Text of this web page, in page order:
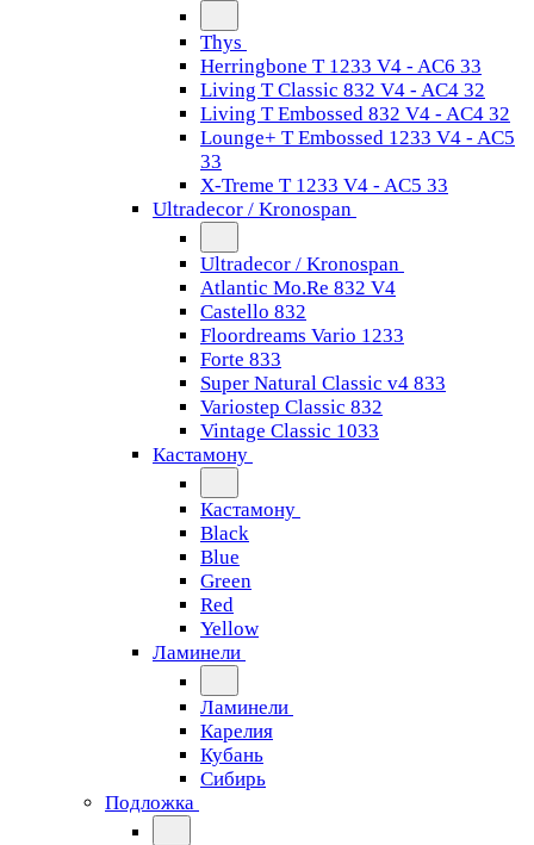
Thys
Herringbone T 1233 V4 - AC6 33
Living T Classic 832 V4 - AC4 32
Living T Embossed 832 V4 - AC4 32
Lounge+ T Embossed 1233 V4 - AC5
33
X-Treme T 1233 V4 - AC5 33
Ultradecor / Kronospan
Ultradecor / Kronospan
Atlantic Mo.Re 832 V4
Castello 832
Floordreams Vario 1233
Forte 833
Super Natural Classic v4 833
Variostep Classic 832
Vintage Classic 1033
Кастамону
Кастамону
Black
Blue
Green
Red
Yellow
Ламинели
Ламинели
Карелия
Кубань
Сибирь
Подложка